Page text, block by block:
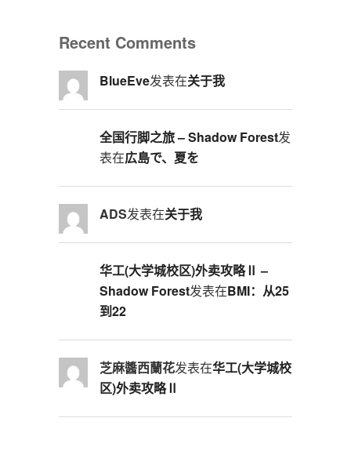
Recent Comments
BlueEve发表在关于我
全国行脚之旅 – Shadow Forest发
表在広島で、夏を
ADS发表在关于我
华工(大学城校区)外卖攻略Ⅱ –
Shadow Forest发表在BMI：从25
到22
芝麻醬西蘭花发表在华工(大学城校
区)外卖攻略Ⅱ